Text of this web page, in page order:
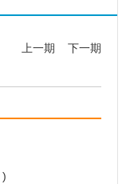
上一期 下一期
)